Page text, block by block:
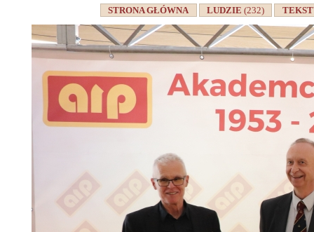
STRONA GŁÓWNA LUDZIE(232)